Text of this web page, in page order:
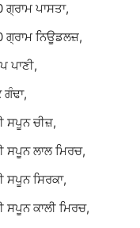
ਗ੍ਰਾਮ ਪਾਸਤਾ,
ਗ੍ਰਾਮ ਨਿਊਡਲਜ਼,
ਪਾਣੀ,
ਸਪੂਨ ਚੀਜ਼,
ਸਪੂਨ ਲਾਲ ਮਿਰਚ,
ਸਪੂਨ ਸਿਰਕਾ,
ਸਪੂਨ ਕਾਲੀ ਮਿਰਚ,